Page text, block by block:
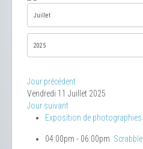
Jour précédent
Vendredi 11 Juillet 2025
Jour suivant
Exposition de photographies
04:00pm - 06:00pm Scrabble